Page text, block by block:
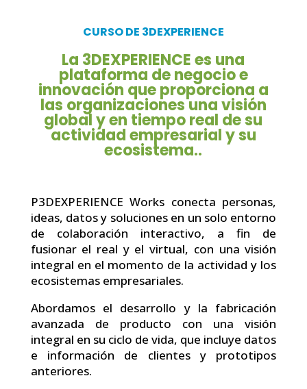
CURSO DE 3DEXPERIENCE
La 3DEXPERIENCE es una
plataforma de negocio e
innovación que proporciona a
las organizaciones una visión
global y en tiempo real de su
actividad empresarial y su
ecosistema..
P3DEXPERIENCE Works conecta personas,
ideas, datos y soluciones en un solo entorno
de colaboración interactivo, a fin de
fusionar el real y el virtual, con una visión
integral en el momento de la actividad y los
ecosistemas empresariales.
Abordamos el desarrollo y la fabricación
avanzada de producto con una visión
integral en su ciclo de vida, que incluye datos
e información de clientes y prototipos
anteriores.